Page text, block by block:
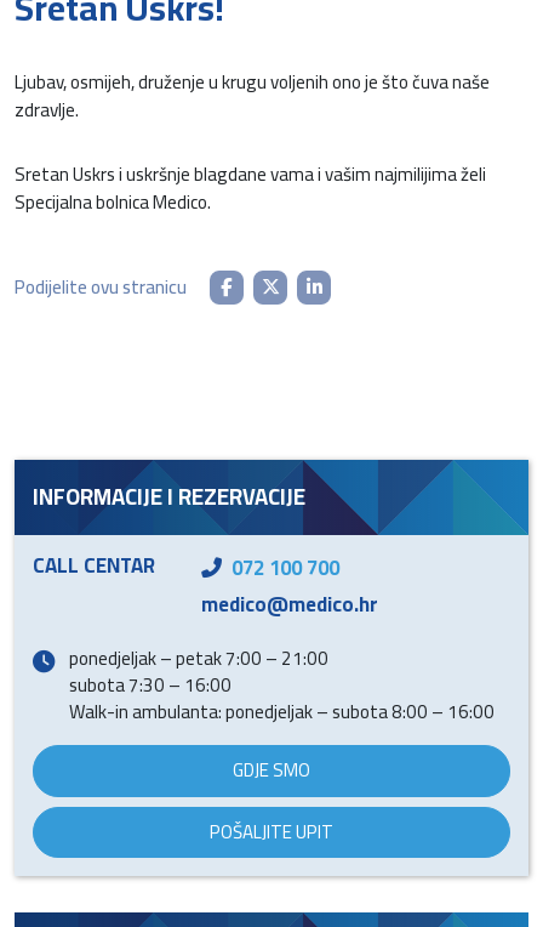
Ljubav, osmijeh, druženje u krugu voljenih ono je što čuva naše
zdravlje.
Sretan Uskrs i uskršnje blagdane vama i vašim najmilijima želi
Specijalna bolnica Medico.
Podijelite ovu stranicu
INFORMACIJE I REZERVACIJE
CALL CENTAR
072 100 700
medico@medico.hr
ponedjeljak – petak 7:00 – 21:00
subota 7:30 – 16:00
Walk-in ambulanta: ponedjeljak – subota 8:00 – 16:00
GDJE SMO
POŠALJITE UPIT